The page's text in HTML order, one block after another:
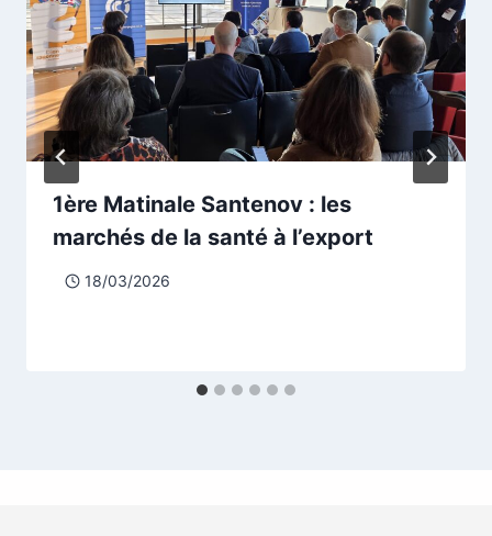
1ère Matinale Santenov : les
marchés de la santé à l’export
18/03/2026